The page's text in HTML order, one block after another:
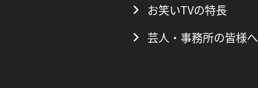
お笑いTVの特長
芸人・事務所の皆様へ